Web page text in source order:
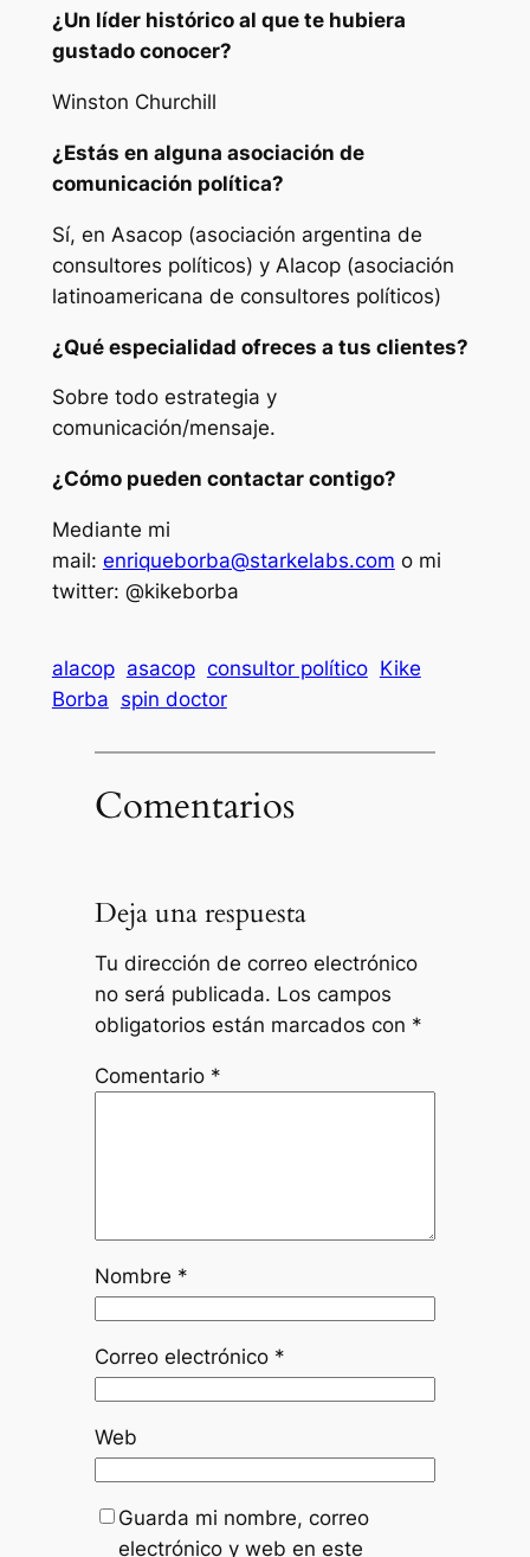
¿Un líder histórico al que te hubiera
gustado conocer?
Winston Churchill
¿Estás en alguna asociación de
comunicación política?
Sí, en Asacop (asociación argentina de
consultores políticos) y Alacop (asociación
latinoamericana de consultores políticos)
¿Qué especialidad ofreces a tus clientes?
Sobre todo estrategia y
comunicación/mensaje.
¿Cómo pueden contactar contigo?
Mediante mi
mail: enriqueborba@starkelabs.com o mi
twitter: @kikeborba
alacop asacop consultor político Kike
Borba spin doctor
Comentarios
Deja una respuesta
Tu dirección de correo electrónico
no será publicada. Los campos
obligatorios están marcados con *
Comentario *
Nombre *
Correo electrónico *
Web
Guarda mi nombre, correo
electrónico y web en este